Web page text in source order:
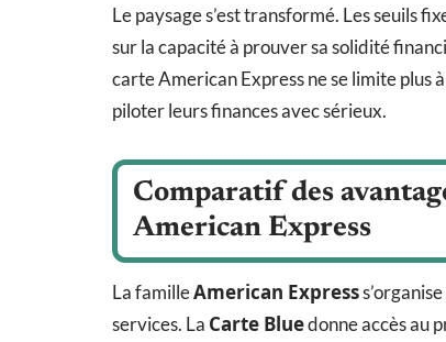
Le paysage s’est transformé. Les seuils
sur la capacité à prouver sa solidité
carte American Express ne se limite plus
piloter leurs finances avec sérieux.
Comparatif des
American Express
La familleAmerican Express
services. La Carte Bluedonne accès au